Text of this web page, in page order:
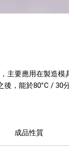
，主要應用在製造模
後，能於80°C / 30
成品性質